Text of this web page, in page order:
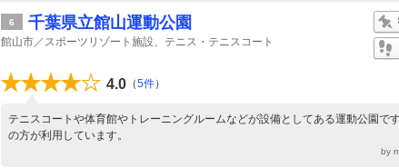
6 千葉県立館山運動公園
館山市／スポーツリゾート施設、テニス・テニスコート
4.0 （5件）
テニスコートや体育館やトレーニングルームなどが設備としてある運動公園で
の方が利用しています。
by